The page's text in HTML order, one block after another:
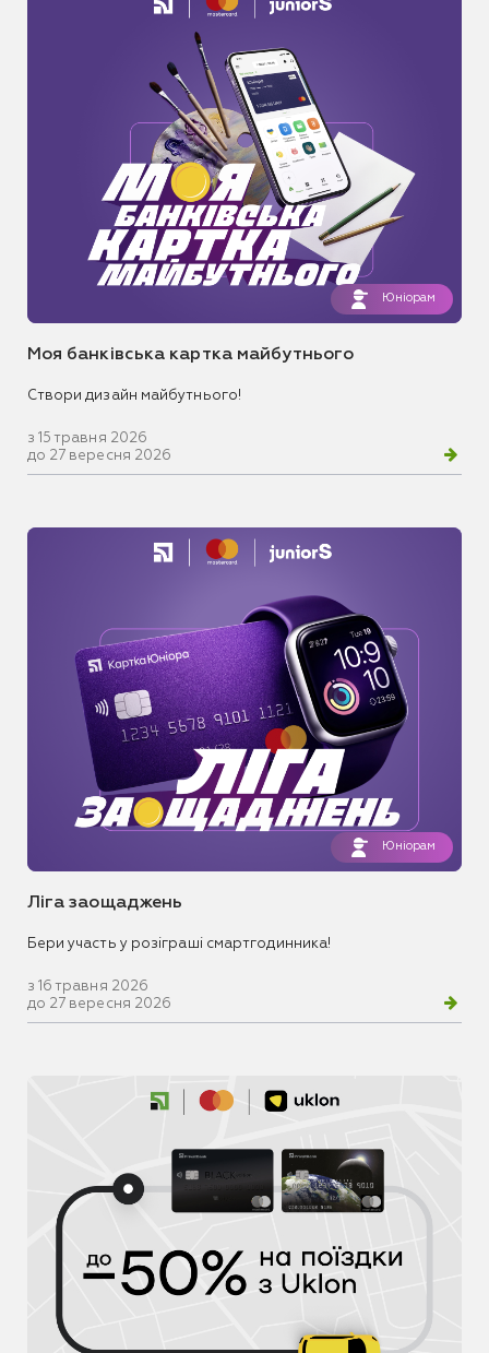
Юніорам
Моя банківська картка майбутнього
Створи дизайн майбутнього!
з 15 травня 2026
до 27 вересня 2026
Юніорам
Ліга заощаджень
Бери участь у розіграші смартгодинника!
з 16 травня 2026
до 27 вересня 2026